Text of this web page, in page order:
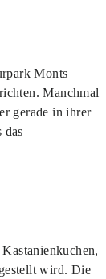
Monts
Manchmal
gerade in ihrer
das
wird. Die